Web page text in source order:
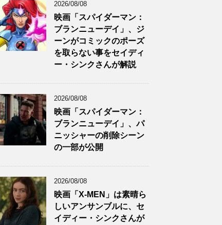
2026/08/08
映画「スパイダーマン：
ブランニューデイ」、ジ
ーンがコミックのポーズ
を取らない事をセイディ
ー・シンクさんが解説
2026/08/08
映画「スパイダーマン：
ブランニューデイ」、パ
ニッシャーの削除シーン
の一部が公開
2026/08/08
映画「X-MEN」は素晴ら
しいアンサンブルに、セ
イディー・シンクさんが